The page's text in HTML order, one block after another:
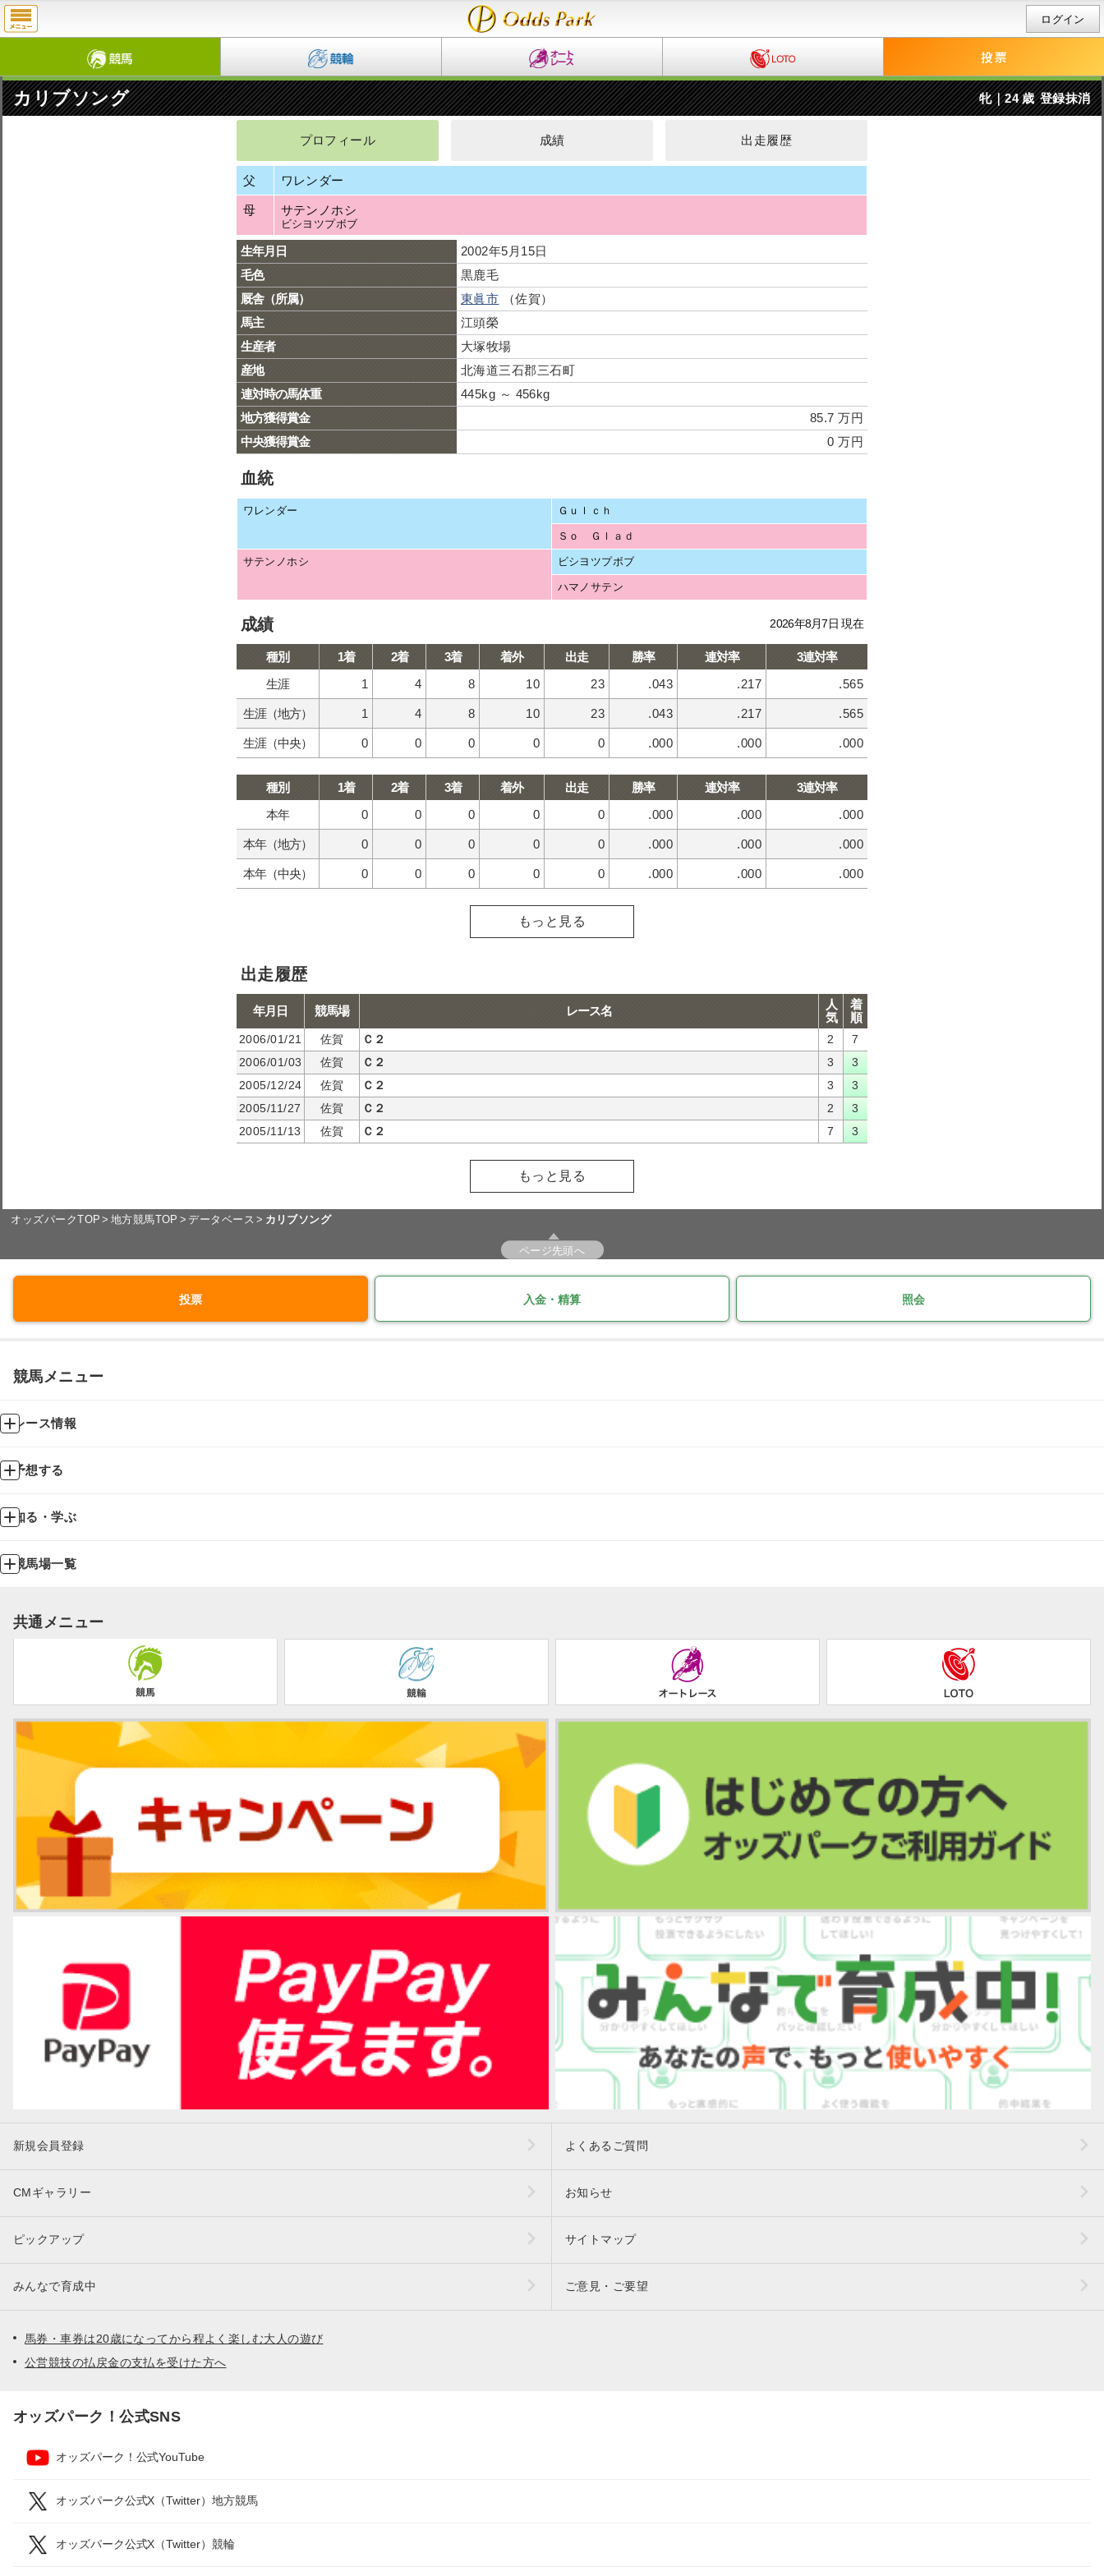
ログイン
カリブソング 牝｜24 歳 登録抹消
プロフィール 成績 出走履歴
父 ワレンダー
母 サテンノホシ
ビシヨツプボブ
生年月日
2002年5月15日
毛色
黒鹿毛
厩舎（所属）
東眞市 （佐賀）
馬主
江頭榮
生産者
大塚牧場
産地
北海道三石郡三石町
連対時の馬体重
445kg ～ 456kg
地方獲得賞金
85.7 万円
中央獲得賞金
0 万円
血統
ワレンダー Ｇｕｌｃｈ
Ｓｏ Ｇｌａｄ
サテンノホシ ビシヨツプボブ
ハマノサテン
成績 2026年8月7日 現在
種別 1着 2着 3着 着外 出走 勝率 連対率
3連対率
生涯
1 4 8 10 23 .043 .217 .565
生涯（地方） 1 4 8 10 23 .043 .217 .565
生涯（中央） 0 0 0 0 0 .000 .000 .000
種別 1着 2着 3着 着外 出走 勝率 連対率
3連対率
本年
0 0 0 0 0 .000 .000 .000
本年（地方） 0 0 0 0 0 .000 .000 .000
本年（中央） 0 0 0 0 0 .000 .000 .000
もっと見る
出走履歴
年月日 競馬場 レース名
人
気
着
順
2006/01/21 佐賀 Ｃ２ 2
7
2006/01/03
佐賀 Ｃ２ 3
3
2005/12/24
佐賀 Ｃ２ 3
3
2005/11/27
佐賀 Ｃ２ 2
3
2005/11/13
佐賀 Ｃ２ 7 3
もっと見る
オッズパークTOP 地方競馬TOP データベース カリブソング
ページ先頭へ
投票 入金・精算 照会
競馬メニュー
レース情報
予想する
知る・学ぶ
競馬場一覧
共通メニュー
新規会員登録 よくあるご質問
CMギャラリー お知らせ
ピックアップ サイトマップ
みんなで育成中 ご意見・ご要望
馬券・車券は20歳になってから程よく楽しむ大人の遊び
公営競技の払戻金の支払を受けた方へ
オッズパーク！公式SNS
オッズパーク！公式YouTube
オッズパーク公式X（Twitter）地方競馬
オッズパーク公式X（Twitter）競輪